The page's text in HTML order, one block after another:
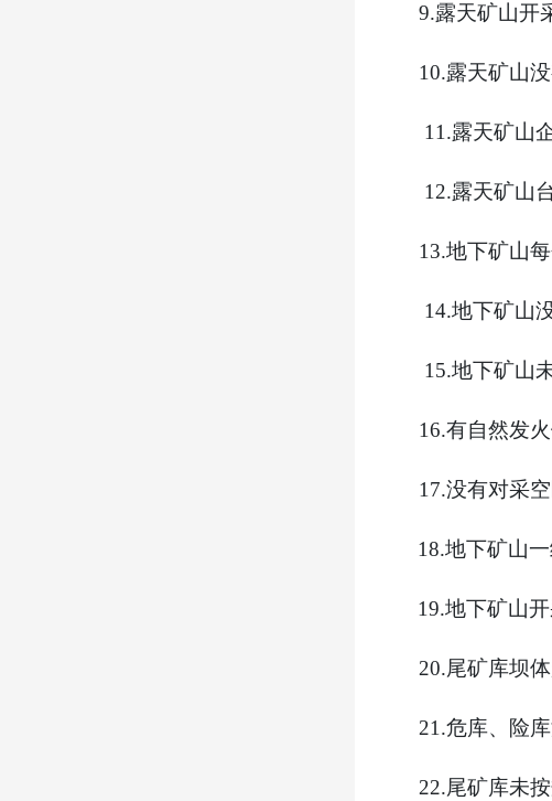
9.露天矿山开
10.露天矿山
11.露天矿山
12.露天矿山
13.地下矿山
14.地下矿山
15.地下矿山
16.有自然发
17.没有对采
18.地下矿山
19.地下矿山
20.尾矿库坝
21.危库、险
22.尾矿库未